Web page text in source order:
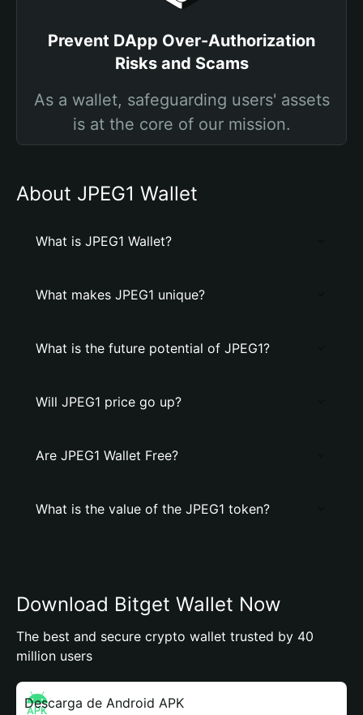
Prevent DApp Over-Authorization
Risks and Scams
As a wallet, safeguarding users' assets
is at the core of our mission.
About JPEG1 Wallet
What is JPEG1 Wallet?
What makes JPEG1 unique?
What is the future potential of JPEG1?
Will JPEG1 price go up?
Are JPEG1 Wallet Free?
What is the value of the JPEG1 token?
Download Bitget Wallet Now
The best and secure crypto wallet trusted by 40
million users
Descarga de Android APK